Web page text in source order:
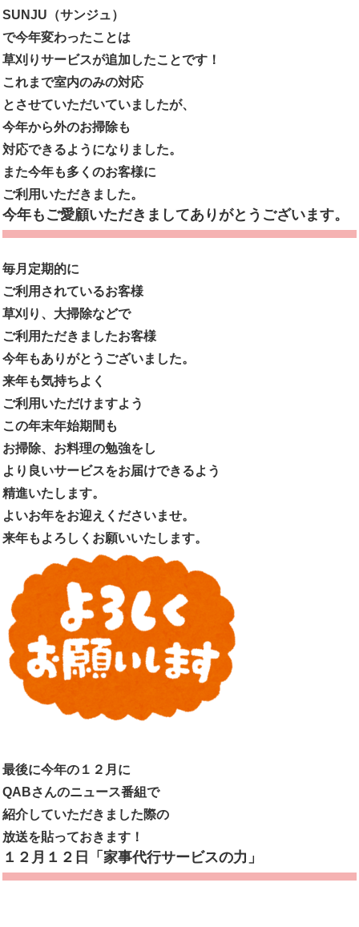
SUNJU（サンジュ）
で今年変わったことは
草刈りサービスが追加したことです！
これまで室内のみの対応
とさせていただいていましたが、
今年から外のお掃除も
対応できるようになりました。
また今年も多くのお客様に
ご利用いただきました。
今年もご愛顧いただきましてありがとうございます。
毎月定期的に
ご利用されているお客様
草刈り、大掃除などで
ご利用ただきましたお客様
今年もありがとうございました。
来年も気持ちよく
ご利用いただけますよう
この年末年始期間も
お掃除、お料理の勉強をし
より良いサービスをお届けできるよう
精進いたします。
よいお年をお迎えくださいませ。
来年もよろしくお願いいたします。
最後に今年の１２月に
QABさんのニュース番組で
紹介していただきました際の
放送を貼っておきます！
１２月１２日「家事代行サービスの力」